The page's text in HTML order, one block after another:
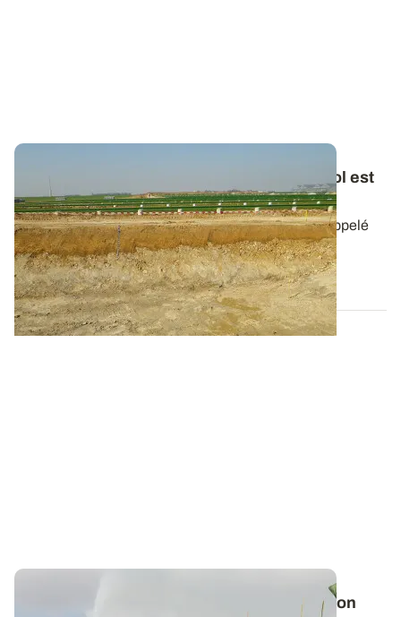
RU : seule une partie de l’eau du sol est
facilement exploitée par les plantes
Le stock d’eau du sol utilisable par les plantes est appelé
réservoir utilisable en eau -...
30 AVR. 2026
Les Vrai/Faux de l’irrigation - Non, l’irrigation